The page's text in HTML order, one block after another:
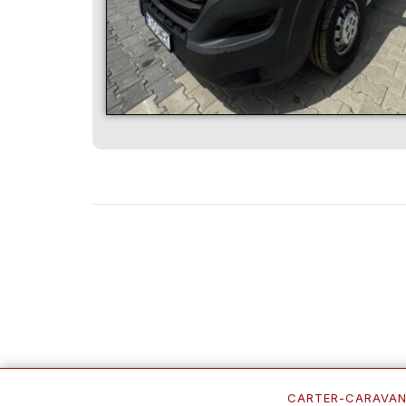
CARTER-